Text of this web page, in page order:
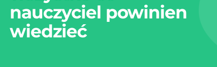
nauczyciel powinien
wiedzieć